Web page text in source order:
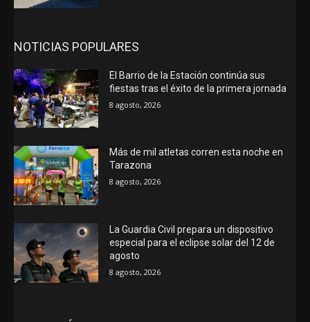
NOTICIAS POPULARES
El Barrio de la Estación continúa sus
fiestas tras el éxito de la primera jornada
8 agosto, 2026
Más de mil atletas corren esta noche en
Tarazona
8 agosto, 2026
La Guardia Civil prepara un dispositivo
especial para el eclipse solar del 12 de
agosto
8 agosto, 2026